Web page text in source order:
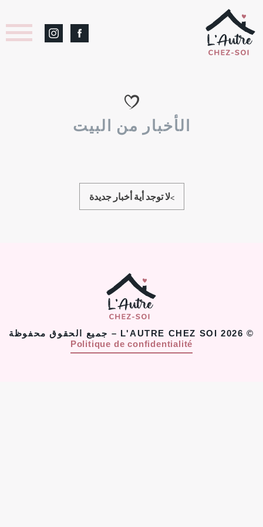
الأخبار من البيت
>لا توجد أية أخبار جديدة
© 2026 L'AUTRE CHEZ SOI – جميع الحقوق محفوظة
Politique de confidentialité